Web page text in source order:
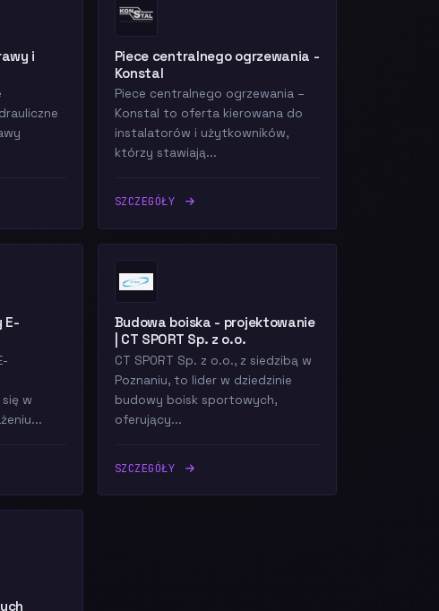
i
Piece centralnego ogrzewania -
Konstal
Piece centralnego ogrzewania –
Konstal to oferta kierowana do
instalatorów i użytkowników,
którzy stawiają...
SZCZEGÓŁY
E-
w
Budowa boiska - projektowanie
| CT SPORT Sp. z o.o.
CT SPORT Sp. z o.o., z siedzibą w
Poznaniu, to lider w dziedzinie
budowy boisk sportowych,
oferujący...
SZCZEGÓŁY